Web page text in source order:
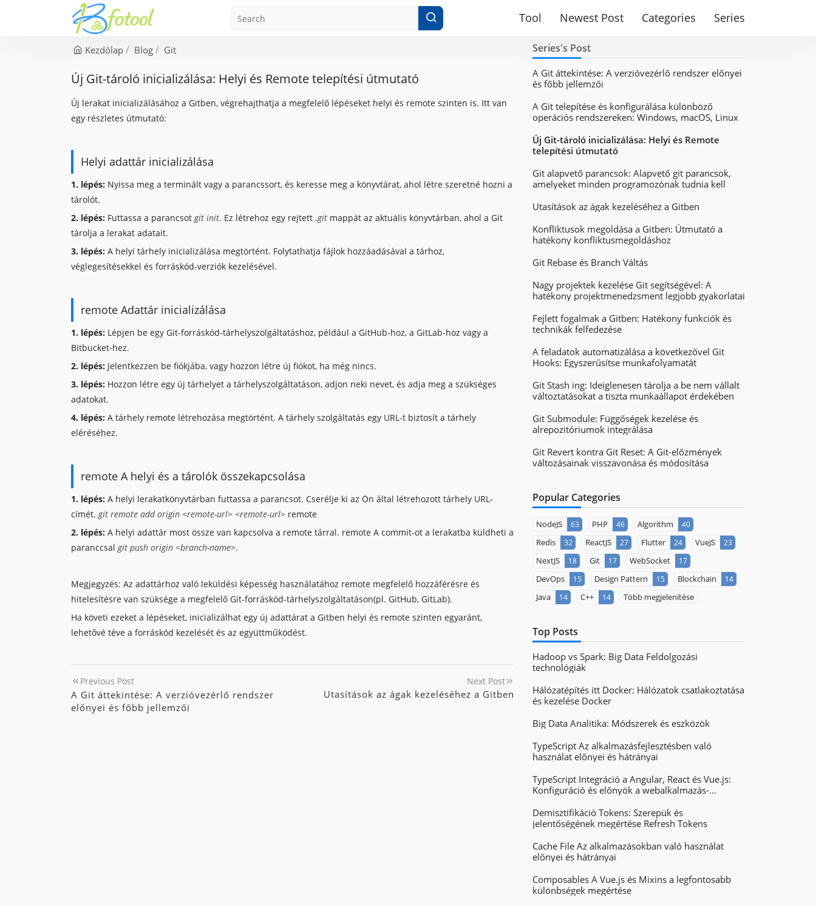
Tool Newest Post Categories Series
Kezdőlap Blog Git
Új Git-tároló inicializálása: Helyi és Remote telepítési útmutató
Új lerakat inicializálásához a Gitben, végrehajthatja a megfelelő lépéseket helyi és remote szinten is. Itt van
egy részletes útmutató:
Helyi adattár inicializálása
1. lépés: Nyissa meg a terminált vagy a parancssort, és keresse meg a könyvtárat, ahol létre szeretné hozni a
tárolót.
2. lépés: Futtassa a parancsotgit init. Ez létrehoz egy rejtett .git mappát az aktuális könyvtárban, ahol a Git
tárolja a lerakat adatait.
3. lépés: A helyi tárhely inicializálása megtörtént. Folytathatja fájlok hozzáadásával a tárhoz,
véglegesítésekkel és forráskód-verziók kezelésével.
remote Adattár inicializálása
1. lépés: Lépjen be egy Git-forráskód-tárhelyszolgáltatáshoz, például a GitHub-hoz, a GitLab-hoz vagy a
Bitbucket-hez.
2. lépés: Jelentkezzen be fiókjába, vagy hozzon létre új fiókot, ha még nincs.
3. lépés: Hozzon létre egy új tárhelyet a tárhelyszolgáltatáson, adjon neki nevet, és adja meg a szükséges
adatokat.
4. lépés: A tárhely remote létrehozása megtörtént. A tárhely szolgáltatás egy URL-t biztosít a tárhely
eléréséhez.
remote A helyi és a tárolók összekapcsolása
1. lépés: A helyi lerakatkönyvtárban futtassa a parancsot. Cserélje ki az Ön által létrehozott tárhely URL-
címét.git remote add origin <remote-url> <remote-url> remote
2. lépés: A helyi adattár most össze van kapcsolva a remote tárral. remote A commit-ot a lerakatba küldheti a
paranccsalgit push origin <branch-name>.
Megjegyzés: Az adattárhoz való leküldési képesség használatához remote megfelelő hozzáférésre és
hitelesítésre van szüksége a megfelelő Git-forráskód-tárhelyszolgáltatáson(pl. GitHub, GitLab).
Ha követi ezeket a lépéseket, inicializálhat egy új adattárat a Gitben helyi és remote szinten egyaránt,
lehetővé téve a forráskód kezelését és az együttműködést.
Previous Post
A Git áttekintése: A verzióvezérlő rendszer
előnyei és főbb jellemzői
Next Post
Utasítások az ágak kezeléséhez a Gitben
Series's Post
A Git áttekintése: A verzióvezérlő rendszer előnyei
és főbb jellemzői
A Git telepítése és konfigurálása különböző
operációs rendszereken: Windows, macOS, Linux
Új Git-tároló inicializálása: Helyi és Remote
telepítési útmutató
Git alapvető parancsok: Alapvető git parancsok,
amelyeket minden programozónak tudnia kell
Utasítások az ágak kezeléséhez a Gitben
Konfliktusok megoldása a Gitben: Útmutató a
hatékony konfliktusmegoldáshoz
Git Rebase és Branch Váltás
Nagy projektek kezelése Git segítségével: A
hatékony projektmenedzsment legjobb gyakorlatai
Fejlett fogalmak a Gitben: Hatékony funkciók és
technikák felfedezése
A feladatok automatizálása a következővel Git
Hooks: Egyszerűsítse munkafolyamatát
Git Stash ing: Ideiglenesen tárolja a be nem vállalt
változtatásokat a tiszta munkaállapot érdekében
Git Submodule: Függőségek kezelése és
alrepozitóriumok integrálása
Git Revert kontra Git Reset: A Git-előzmények
változásainak visszavonása és módosítása
Popular Categories
NodeJS 63 PHP 46 Algorithm 40
Redis 32 ReactJS 27 Flutter 24 VueJS 23
NextJS 18 Git 17 WebSocket 17
DevOps 15 Design Pattern 15 Blockchain 14
Java 14 C++ 14 Több megjelenítése
Top Posts
Hadoop vs Spark: Big Data Feldolgozási
technológiák
Hálózatépítés itt Docker: Hálózatok csatlakoztatása
és kezelése Docker
Big Data Analitika: Módszerek és eszközök
TypeScript Az alkalmazásfejlesztésben való
használat előnyei és hátrányai
TypeScript Integráció a Angular, React és Vue.js:
Konfiguráció és előnyök a webalkalmazás-
Demisztifikáció Tokens: Szerepük és
jelentőségének megértése Refresh Tokens
Cache File Az alkalmazásokban való használat
előnyei és hátrányai
Composables A Vue.js és Mixins a legfontosabb
különbségek megértése